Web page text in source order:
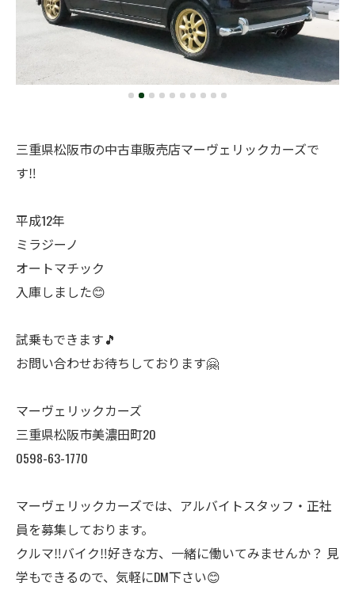
三重県松阪市の中古車販売店マーヴェリックカーズで
す‼️
平成12年
ミラジーノ
オートマチック
入庫しました😊
試乗もできます🎵
お問い合わせお待ちしております🤗
マーヴェリックカーズ
三重県松阪市美濃田町20
0598-63-1770
マーヴェリックカーズでは、アルバイトスタッフ・正社
員を募集しております。
クルマ‼️バイク‼️好きな方、一緒に働いてみませんか？ 見
学もできるので、気軽にDM下さい😊